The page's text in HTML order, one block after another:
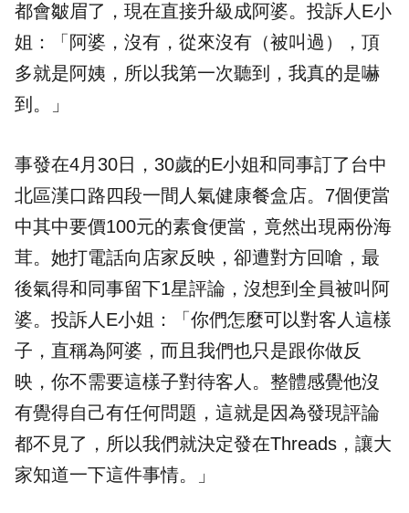
都會皺眉了，現在直接升級成阿婆。投訴人E小
姐：「阿婆，沒有，從來沒有（被叫過），頂
多就是阿姨，所以我第一次聽到，我真的是嚇
到。」
事發在4月30日，30歲的E小姐和同事訂了台中
北區漢口路四段一間人氣健康餐盒店。7個便當
中其中要價100元的素食便當，竟然出現兩份海
茸。她打電話向店家反映，卻遭對方回嗆，最
後氣得和同事留下1星評論，沒想到全員被叫阿
婆。投訴人E小姐：「你們怎麼可以對客人這樣
子，直稱為阿婆，而且我們也只是跟你做反
映，你不需要這樣子對待客人。整體感覺他沒
有覺得自己有任何問題，這就是因為發現評論
都不見了，所以我們就決定發在Threads，讓大
家知道一下這件事情。」